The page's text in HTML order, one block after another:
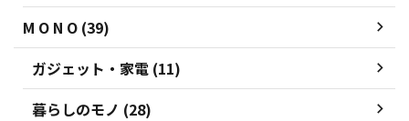
M O N O (39)
ガジェット・家電 (11)
暮らしのモノ (28)